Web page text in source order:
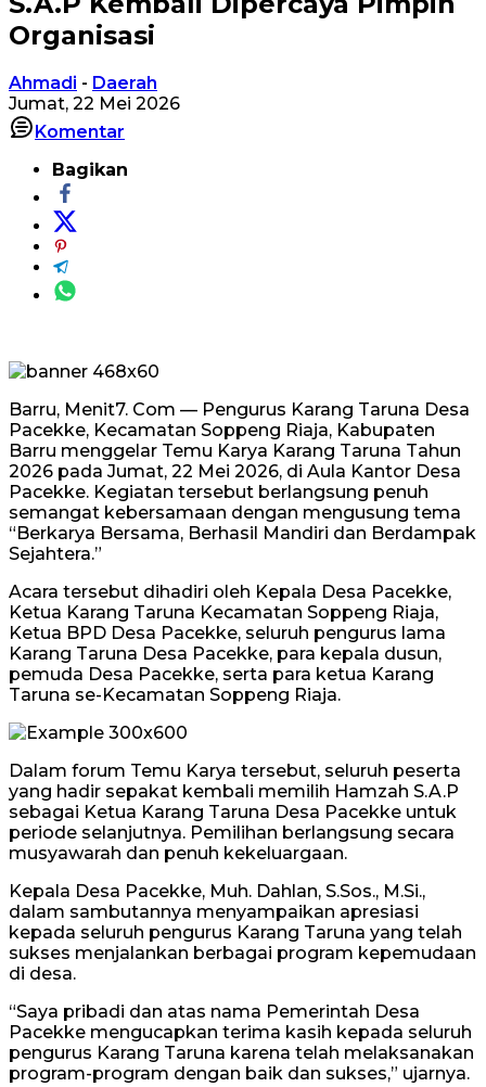
Organisasi
Ahmadi - Daerah
Jumat, 22 Mei 2026
Komentar
Bagikan
Barru, Menit7. Com — Pengurus Karang Taruna Desa
Pacekke, Kecamatan Soppeng Riaja, Kabupaten
Barru menggelar Temu Karya Karang Taruna Tahun
2026 pada Jumat, 22 Mei 2026, di Aula Kantor Desa
Pacekke. Kegiatan tersebut berlangsung penuh
semangat kebersamaan dengan mengusung tema
“Berkarya Bersama, Berhasil Mandiri dan Berdampak
Sejahtera.”
Acara tersebut dihadiri oleh Kepala Desa Pacekke,
Ketua Karang Taruna Kecamatan Soppeng Riaja,
Ketua BPD Desa Pacekke, seluruh pengurus lama
Karang Taruna Desa Pacekke, para kepala dusun,
pemuda Desa Pacekke, serta para ketua Karang
Taruna se-Kecamatan Soppeng Riaja.
Dalam forum Temu Karya tersebut, seluruh peserta
yang hadir sepakat kembali memilih Hamzah S.A.P
sebagai Ketua Karang Taruna Desa Pacekke untuk
periode selanjutnya. Pemilihan berlangsung secara
musyawarah dan penuh kekeluargaan.
Kepala Desa Pacekke, Muh. Dahlan, S.Sos., M.Si.,
dalam sambutannya menyampaikan apresiasi
kepada seluruh pengurus Karang Taruna yang telah
sukses menjalankan berbagai program kepemudaan
di desa.
“Saya pribadi dan atas nama Pemerintah Desa
Pacekke mengucapkan terima kasih kepada seluruh
pengurus Karang Taruna karena telah melaksanakan
program-program dengan baik dan sukses,” ujarnya.